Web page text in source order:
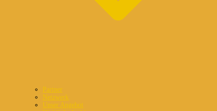
Partner
Netzwerk
Unser Angebot